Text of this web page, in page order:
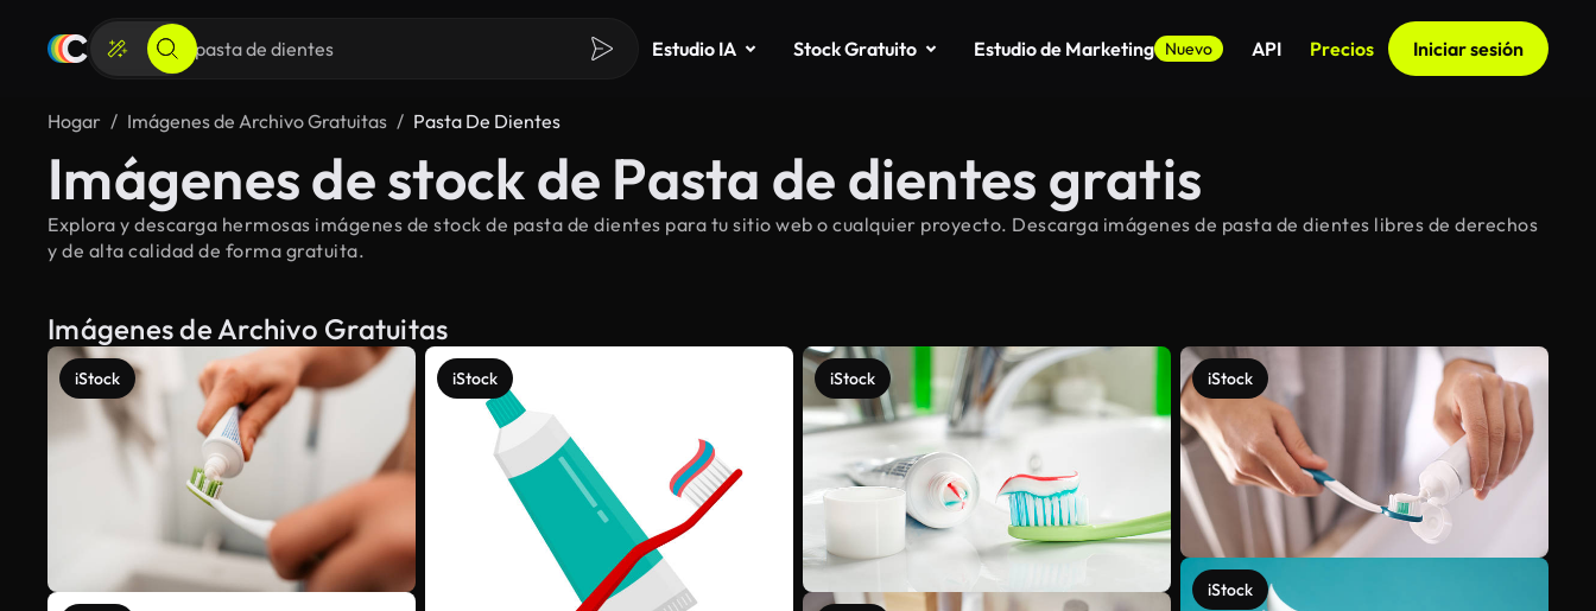
Estudio IA Stock Gratuito Estudio de Marketing Nuevo API Precios Iniciar sesión
Hogar Imágenes de Archivo Gratuitas Pasta De Dientes
Imágenes de stock de Pasta de dientes gratis
Explora y descarga hermosas imágenes de stock de pasta de dientes para tu sitio web o cualquier proyecto. Descarga imágenes de pasta de dientes libres de derechos
y de alta calidad de forma gratuita.
Imágenes de Archivo Gratuitas
iStock iStock iStock iStock
iStock